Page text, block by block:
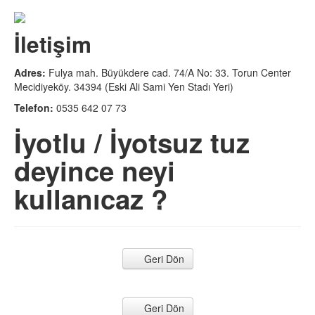
İletişim
Adres: Fulya mah. Büyükdere cad. 74/A No: 33. Torun Center
Mecidiyeköy. 34394 (Eski Ali Sami Yen Stadı Yeri)
Telefon: 0535 642 07 73
İyotlu / İyotsuz tuz
deyince neyi
kullanıcaz ?
Geri Dön
Geri Dön